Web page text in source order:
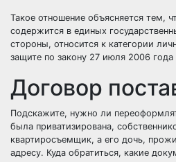
Такое отношение объясняется тем,
содержится в единых
стороны, относится к категории
защите по закону 27 июля 2006
Договор
Подскажите, нужно ли
была приватизирована,
квартиросъемщик, а его дочь,
адресу. Куда обратиться, какие